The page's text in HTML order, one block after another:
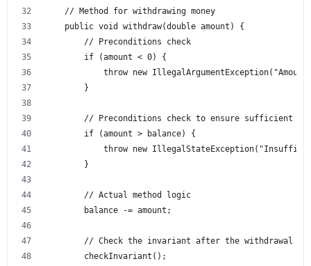
    // Method for withdrawing money
    public void withdraw(double amount) {
        // Preconditions check
        if (amount < 0) {
throw new
        }
// Preconditions check to ensure sufficient
        if (amount > balance) {
throw new
        }
        // Actual method logic
        balance -= amount;
        // Check the invariant after the withdrawal
        checkInvariant();